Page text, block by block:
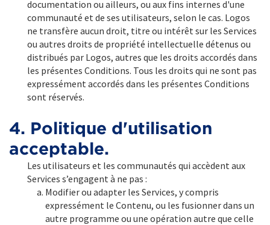
documentation ou ailleurs, ou aux fins internes d'une
communauté et de ses utilisateurs, selon le cas. Logos
ne transfère aucun droit, titre ou intérêt sur les Services
ou autres droits de propriété intellectuelle détenus ou
distribués par Logos, autres que les droits accordés dans
les présentes Conditions. Tous les droits qui ne sont pas
expressément accordés dans les présentes Conditions
sont réservés.
4. Politique d'utilisation
acceptable.
Les utilisateurs et les communautés qui accèdent aux
Services s’engagent à ne pas :
Modifier ou adapter les Services, y compris
expressément le Contenu, ou les fusionner dans un
autre programme ou une opération autre que celle